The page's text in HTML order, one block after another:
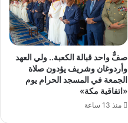
صفٌّ واحد قبالة الكعبة.. ولي العهد
وأردوغان وشريف يؤدون صلاة
الجمعة في المسجد الحرام يوم
«اتفاقية مكة»
منذ 13 ساعة